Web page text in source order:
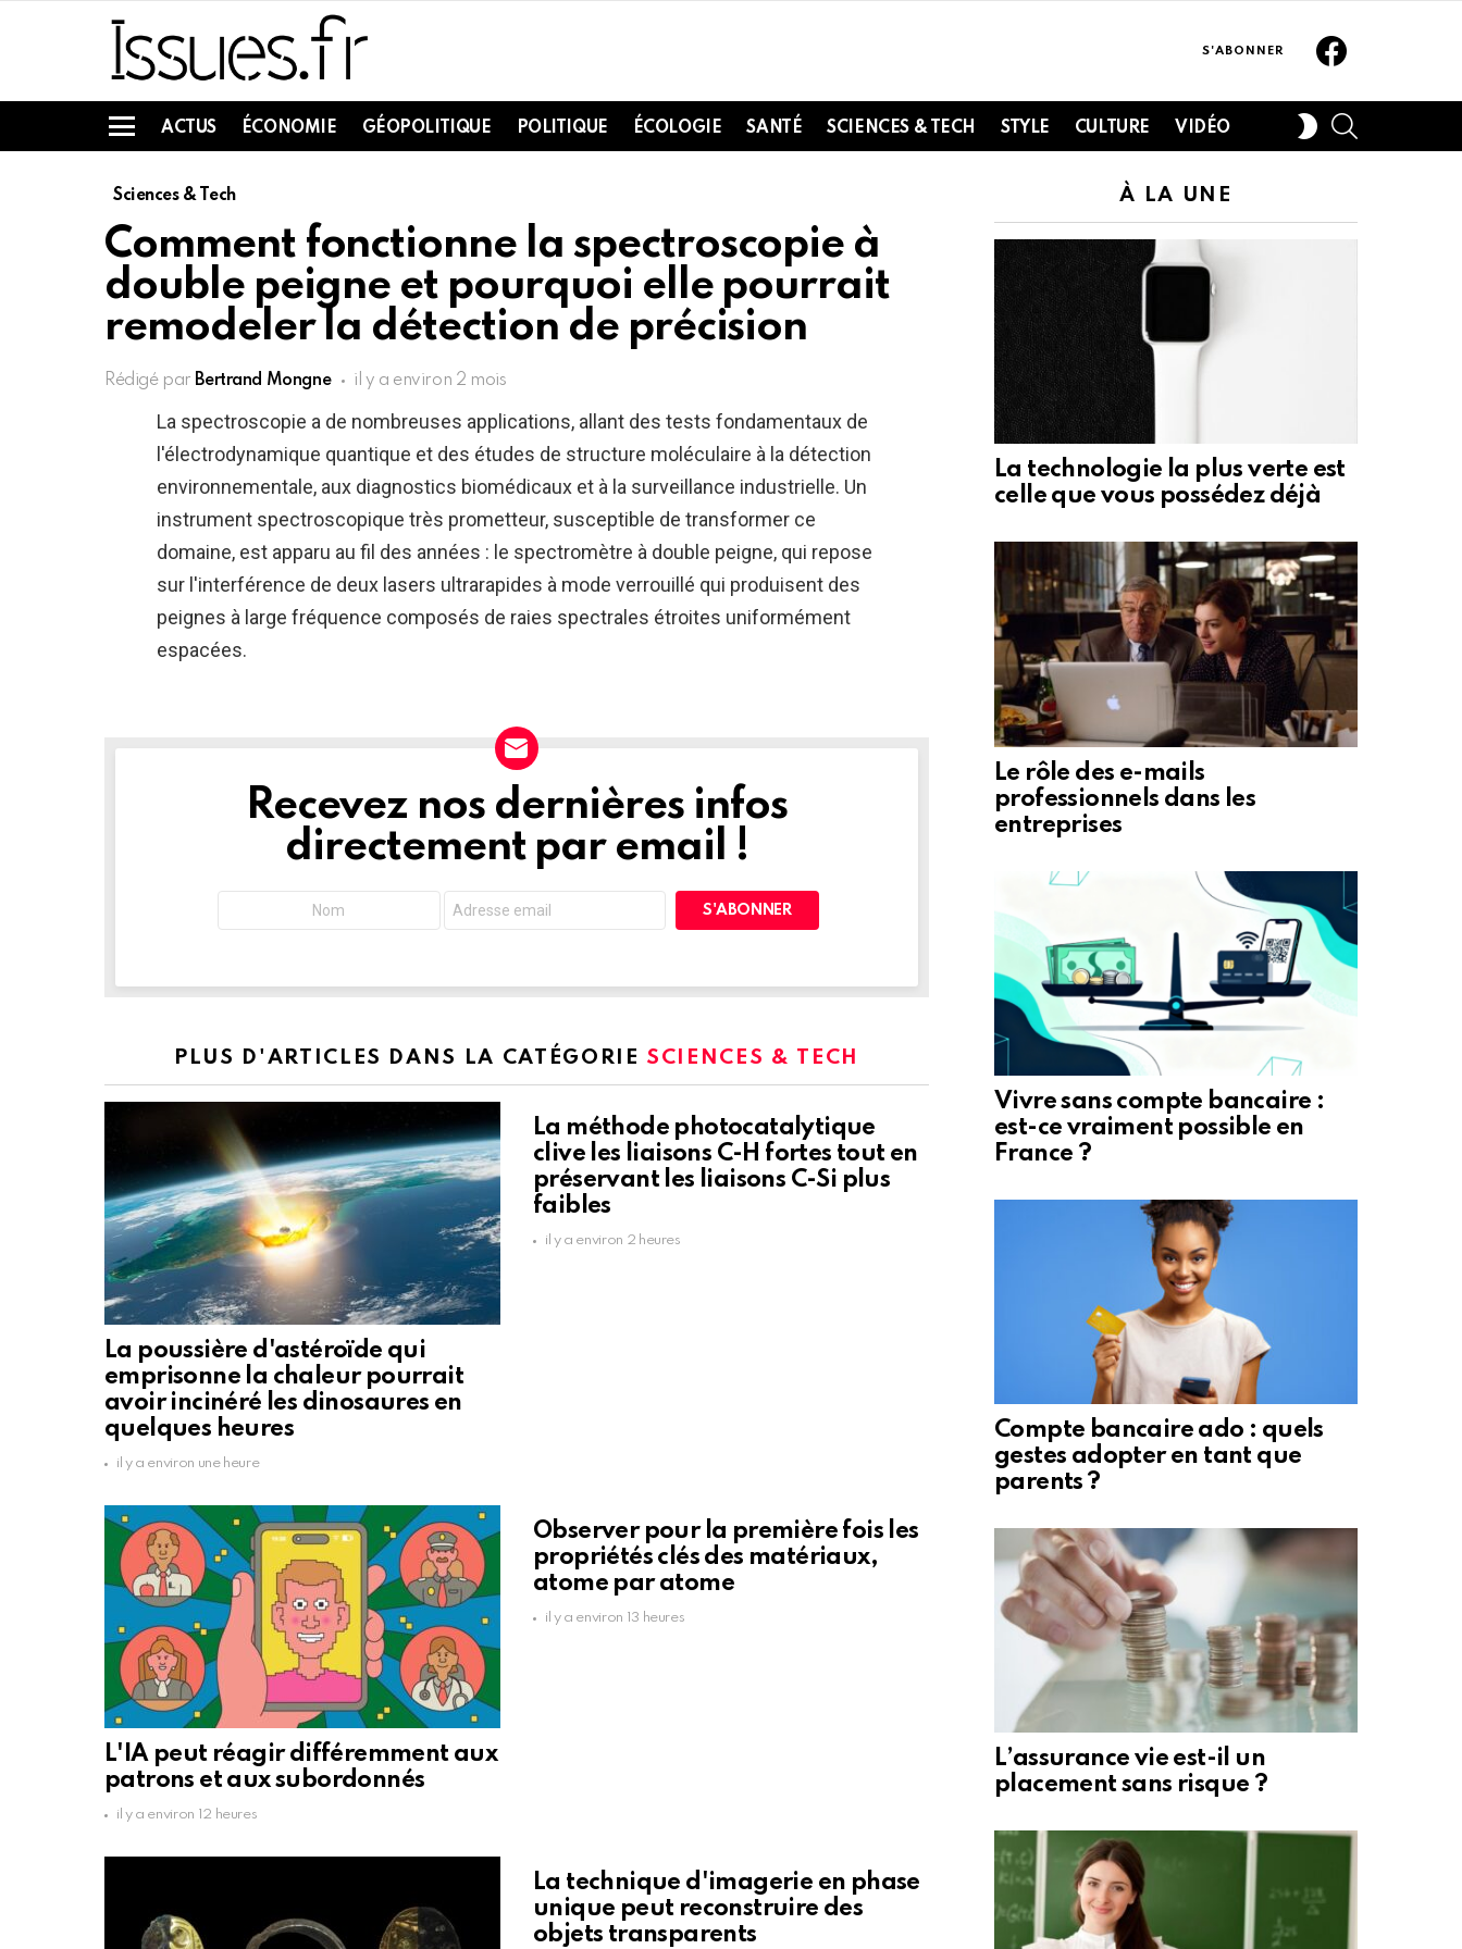
S'ABONNER
Menu
ACTUS ÉCONOMIE GÉOPOLITIQUE POLITIQUE ÉCOLOGIE SANTÉ SCIENCES & TECH STYLE CULTURE VIDÉO
SWITCH
SKIN
Sciences & Tech
Comment fonctionne la spectroscopie à
double peigne et pourquoi elle pourrait
remodeler la détection de précision
Rédigé par Bertrand Mongne il y a environ 2 mois
La spectroscopie a de nombreuses applications, allant des tests fondamentaux de
l'électrodynamique quantique et des études de structure moléculaire à la détection
environnementale, aux diagnostics biomédicaux et à la surveillance industrielle. Un
instrument spectroscopique très prometteur, susceptible de transformer ce
domaine, est apparu au fil des années : le spectromètre à double peigne, qui repose
sur l'interférence de deux lasers ultrarapides à mode verrouillé qui produisent des
peignes à large fréquence composés de raies spectrales étroites uniformément
espacées.
NEWSLETTERRecevez nos dernières infos
directement par email !
PLUS D'ARTICLES DANS LA CATÉGORIE SCIENCES & TECH
La poussière d'astéroïde qui
emprisonne la chaleur pourrait
avoir incinéré les dinosaures en
quelques heures
il y a environ une heure
La méthode photocatalytique
clive les liaisons C-H fortes tout en
préservant les liaisons C-Si plus
faibles
il y a environ 2 heures
L'IA peut réagir différemment aux
patrons et aux subordonnés
il y a environ 12 heures
Observer pour la première fois les
propriétés clés des matériaux,
atome par atome
il y a environ 13 heures
La technique d'imagerie en phase
unique peut reconstruire des
objets transparents
À LA UNE
La technologie la plus verte est
celle que vous possédez déjà
Le rôle des e-mails
professionnels dans les
entreprises
Vivre sans compte bancaire :
est-ce vraiment possible en
France ?
Compte bancaire ado : quels
gestes adopter en tant que
parents ?
L’assurance vie est-il un
placement sans risque ?